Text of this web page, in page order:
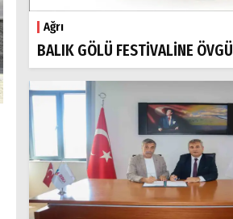
Ağrı
BALIK GÖLÜ FESTİVALİNE ÖVGÜ